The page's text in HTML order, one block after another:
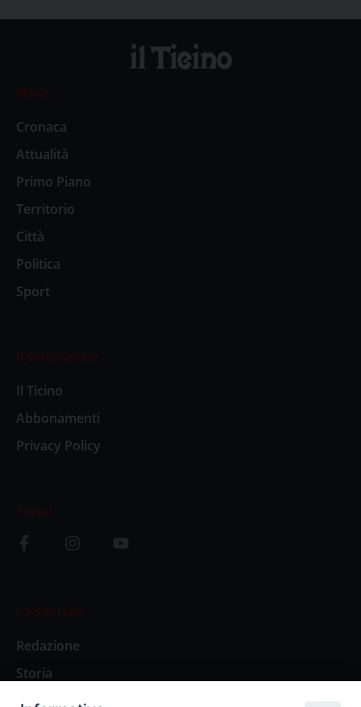
News
Cronaca
Attualità
Primo Piano
Territorio
Città
Politica
Sport
Il settimanale
Il Ticino
Abbonamenti
Privacy Policy
Social
L’editoriale
Redazione
Storia